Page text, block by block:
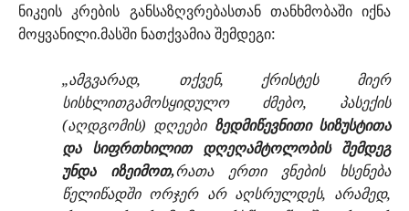
ნიკეის კრების განსაზღვრებასთან თანხმობაში იქნა
მოყვანილი.მასში ნათქვამია შემდეგი:
„ამგვარად, თქვენ, ქრისტეს მიერ
სისხლითგამოსყიდულო ძმებო, პასექის
(აღდგომის) დღეები ზედმიწევნითი სიზუსტითა
და სიფრთხილით დღეღამტოლობის შემდეგ
უნდა იზეიმოთ,რათა ერთი ვნების ხსენება
წელიწადში ორჯერ არ აღსრულდეს, არამედ,